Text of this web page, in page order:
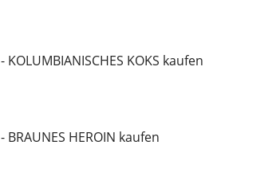
- KOLUMBIANISCHES KOKS kaufen
- BRAUNES HEROIN kaufen